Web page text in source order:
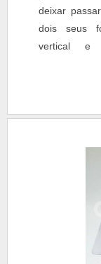
deixar
dois seus
vertical e
CREDENCIAL
elemento
eventos.